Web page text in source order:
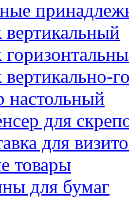
вертикальный
вертикально-
настольный
для
для
товары
для бумаг